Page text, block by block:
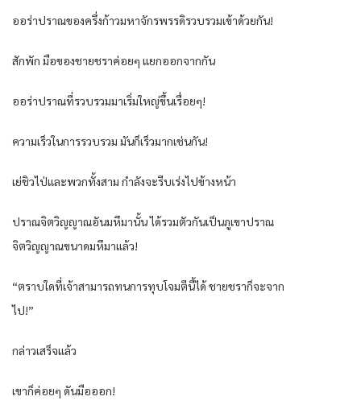
ออร่าปราณของครึ่งก้าวมหาจักรพรรดิรวบรวมเข้าด้วยกัน!
สักพัก มือของชายชราค่อยๆ แยกออกจากกัน
ออร่าปราณที่รวบรวมมาเริ่มใหญ่ขึ้นเรื่อยๆ!
ความเร็วในการรวบรวม มันก็เร็วมากเช่นกัน!
เย่ชิวไป่และพวกทั้งสาม กำลังจะรีบเร่งไปข้างหน้า
ปราณจิตวิญญาณอันมหึมานั้น ได้รวมตัวกันเป็นภูเขาปราณ
จิตวิญญาณขนาดมหึมาแล้ว!
“ตราบใดที่เจ้าสามารถทนการทุบโจมตีนี้ได้ ชายชราก็จะจาก
ไป!”
กล่าวเสร็จแล้ว
เขาก็ค่อยๆ ดันมือออก!